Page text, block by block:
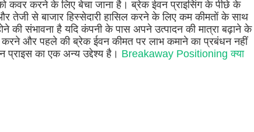
कवर करने के लिए बेचा जाना है। ब्रेक ईवन प्राइसिंग के पीछे के
तेजी से बाजार हिस्सेदारी हासिल करने के लिए कम कीमतों के साथ
की संभावना है यदि कंपनी के पास अपने उत्पादन की मात्रा बढ़ाने के
और पहले की ब्रेक ईवन कीमत पर लाभ कमाने का प्रबंधन नहीं
प्राइस का एक अन्य उद्देश्य है। Breakaway Positioning क्या